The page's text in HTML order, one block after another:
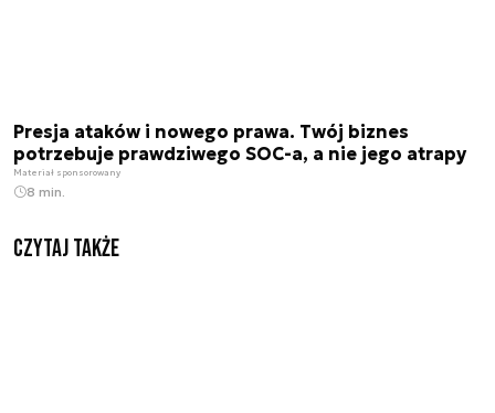
Presja ataków i nowego prawa. Twój biznes
potrzebuje prawdziwego SOC-a, a nie jego atrapy
Materiał sponsorowany
8 min.
Czytaj także